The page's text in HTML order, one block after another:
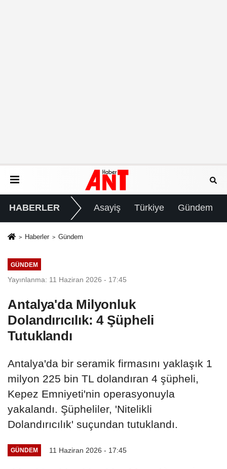
HABERLER Asayiş Türkiye Gündem
Haberler Gündem
GÜNDEM
Yayınlanma: 11 Haziran 2026 - 17:45
Antalya'da Milyonluk
Dolandırıcılık: 4 Şüpheli
Tutuklandı
Antalya'da bir seramik firmasını yaklaşık 1
milyon 225 bin TL dolandıran 4 şüpheli,
Kepez Emniyeti'nin operasyonuyla
yakalandı. Şüpheliler, 'Nitelikli
Dolandırıcılık' suçundan tutuklandı.
GÜNDEM 11 Haziran 2026 - 17:45